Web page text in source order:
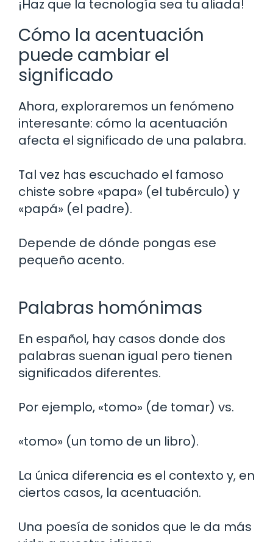
¡Haz que la tecnología sea tu aliada!
Cómo la acentuación
puede cambiar el
significado
Ahora, exploraremos un fenómeno
interesante: cómo la acentuación
afecta el significado de una palabra.
Tal vez has escuchado el famoso
chiste sobre «papa» (el tubérculo) y
«papá» (el padre).
Depende de dónde pongas ese
pequeño acento.
Palabras homónimas
En español, hay casos donde dos
palabras suenan igual pero tienen
significados diferentes.
Por ejemplo, «tomo» (de tomar) vs.
«tomo» (un tomo de un libro).
La única diferencia es el contexto y, en
ciertos casos, la acentuación.
Una poesía de sonidos que le da más